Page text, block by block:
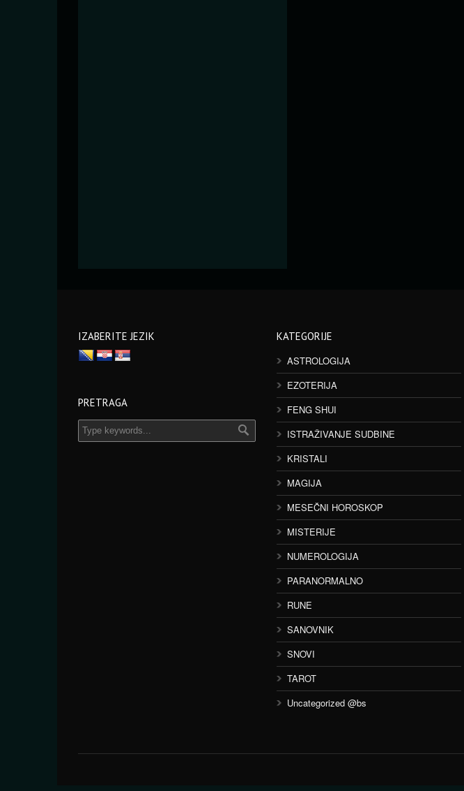
IZABERITE JEZIK
PRETRAGA
KATEGORIJE
ASTROLOGIJA
EZOTERIJA
FENG SHUI
ISTRAŽIVANJE SUDBINE
KRISTALI
MAGIJA
MESEČNI HOROSKOP
MISTERIJE
NUMEROLOGIJA
PARANORMALNO
RUNE
SANOVNIK
SNOVI
TAROT
Uncategorized @bs